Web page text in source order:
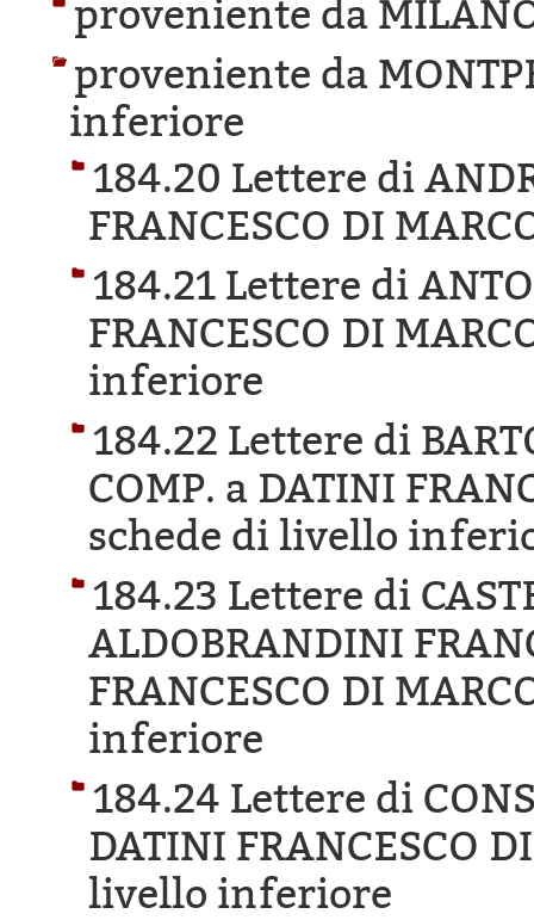
proveniente da
proveniente da
inferiore
184.20 Lettere di
FRANCESCO DI
184.21 Lettere di
FRANCESCO DI
inferiore
184.22 Lettere di
COMP. a DATINI
schede di livello
184.23 Lettere di
ALDOBRANDINI
FRANCESCO DI
inferiore
184.24 Lettere di
DATINI FRANCESCO
livello inferiore